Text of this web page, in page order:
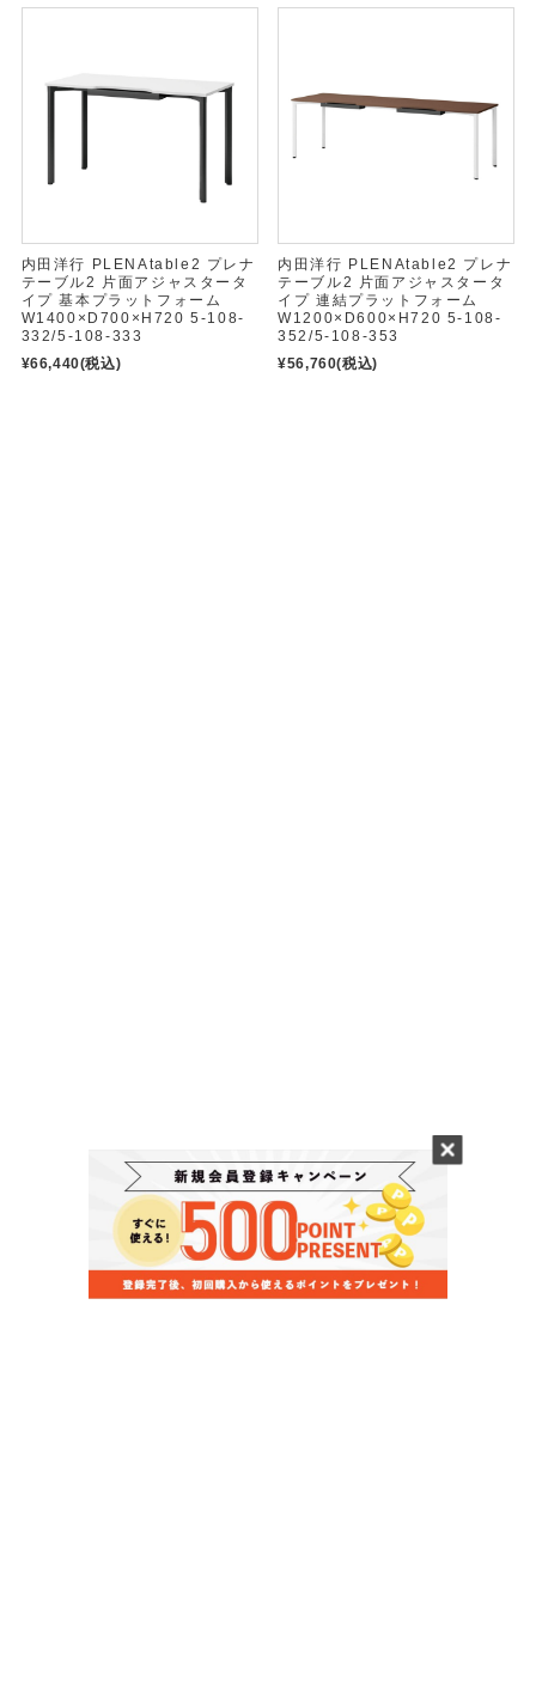
内田洋行 PLENAtable2 プレナ
テーブル2 片面アジャスタータ
イプ 基本プラットフォーム
W1400×D700×H720 5-108-
332/5-108-333
¥66,440(税込)
内田洋行 PLENAtable2 プレナ
テーブル2 片面アジャスタータ
イプ 連結プラットフォーム
W1200×D600×H720 5-108-
352/5-108-353
¥56,760(税込)